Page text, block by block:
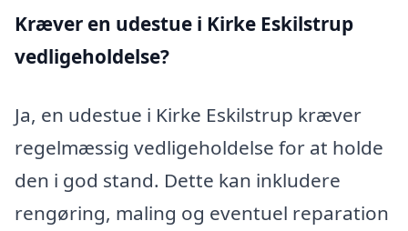
Kræver en udestue i Kirke Eskilstrup
vedligeholdelse?
Ja, en udestue i Kirke Eskilstrup kræver
regelmæssig vedligeholdelse for at holde
den i god stand. Dette kan inkludere
rengøring, maling og eventuel reparation